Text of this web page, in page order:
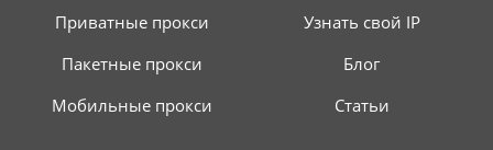
Приватные прокси
Пакетные прокси
Мобильные прокси
Узнать свой IP
Блог
Статьи